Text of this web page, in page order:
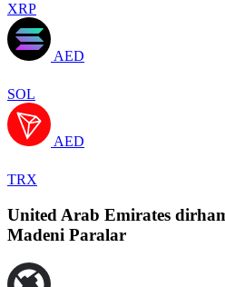
XRP
AED
SOL
AED
TRX
United Arab Emirates
Madeni Paralar